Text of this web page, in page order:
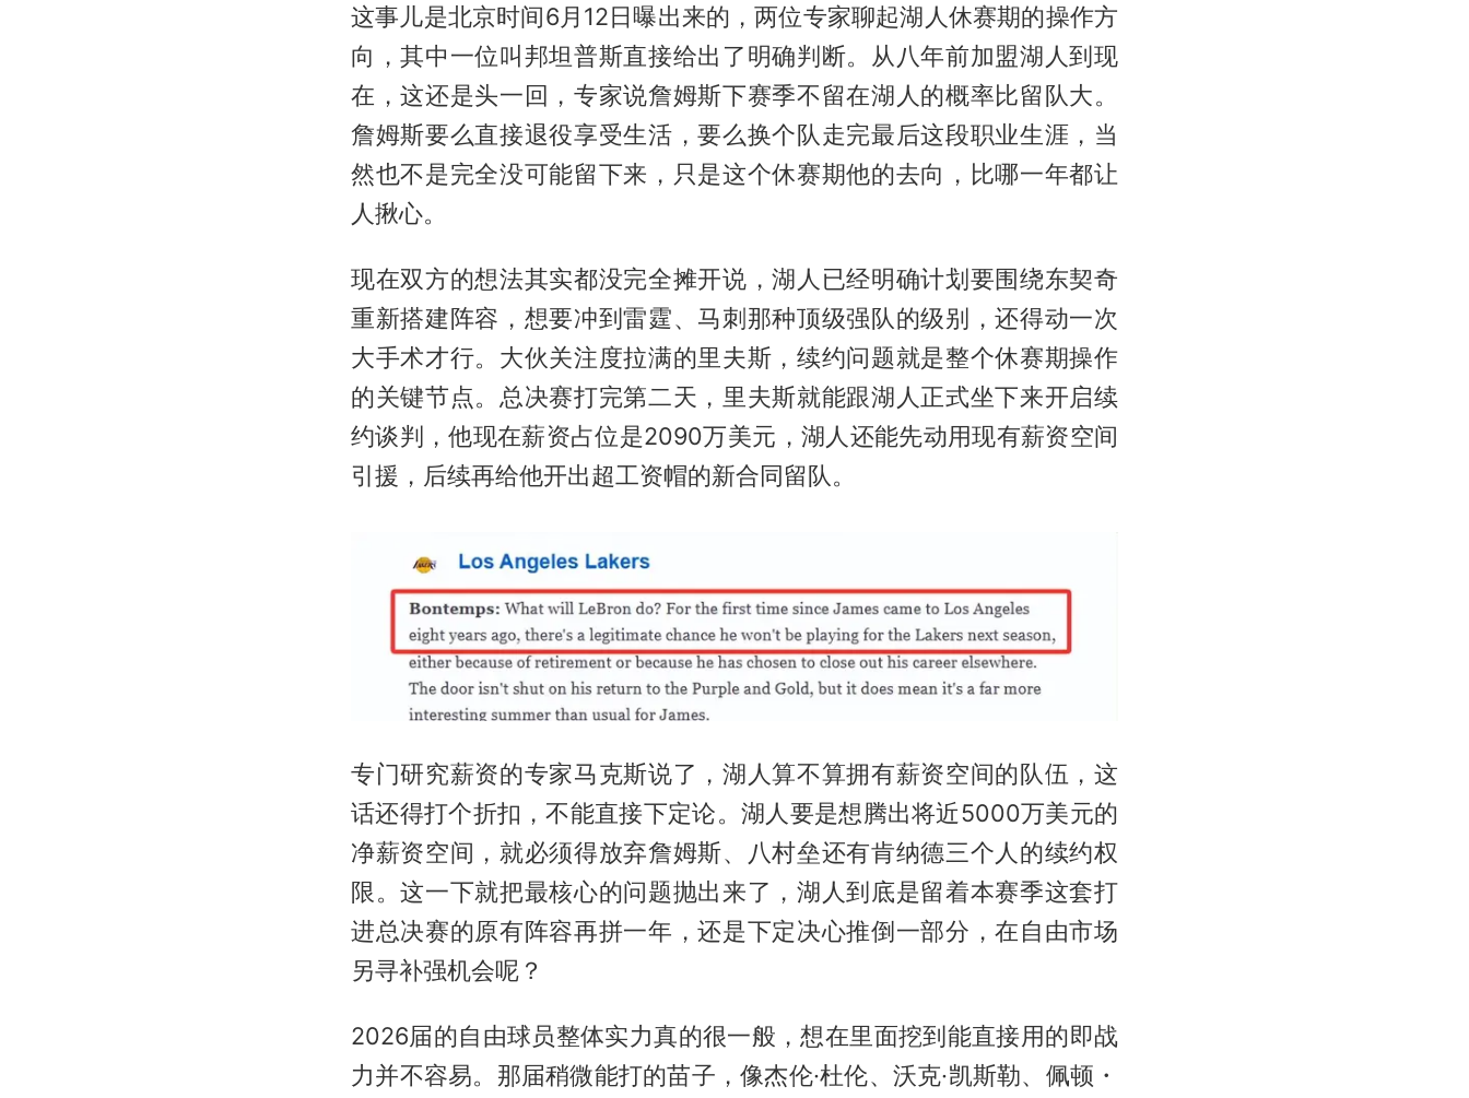
这事儿是北京时间6月12日曝出来的，两位专家聊起湖人休赛期的操作方
向，其中一位叫邦坦普斯直接给出了明确判断。从八年前加盟湖人到现
在，这还是头一回，专家说詹姆斯下赛季不留在湖人的概率比留队大。
詹姆斯要么直接退役享受生活，要么换个队走完最后这段职业生涯，当
然也不是完全没可能留下来，只是这个休赛期他的去向，比哪一年都让
人揪心。
现在双方的想法其实都没完全摊开说，湖人已经明确计划要围绕东契奇
重新搭建阵容，想要冲到雷霆、马刺那种顶级强队的级别，还得动一次
大手术才行。大伙关注度拉满的里夫斯，续约问题就是整个休赛期操作
的关键节点。总决赛打完第二天，里夫斯就能跟湖人正式坐下来开启续
约谈判，他现在薪资占位是2090万美元，湖人还能先动用现有薪资空间
引援，后续再给他开出超工资帽的新合同留队。
专门研究薪资的专家马克斯说了，湖人算不算拥有薪资空间的队伍，这
话还得打个折扣，不能直接下定论。湖人要是想腾出将近5000万美元的
净薪资空间，就必须得放弃詹姆斯、八村垒还有肯纳德三个人的续约权
限。这一下就把最核心的问题抛出来了，湖人到底是留着本赛季这套打
进总决赛的原有阵容再拼一年，还是下定决心推倒一部分，在自由市场
另寻补强机会呢？
2026届的自由球员整体实力真的很一般，想在里面挖到能直接用的即战
力并不容易。那届稍微能打的苗子，像杰伦·杜伦、沃克·凯斯勒、佩顿・